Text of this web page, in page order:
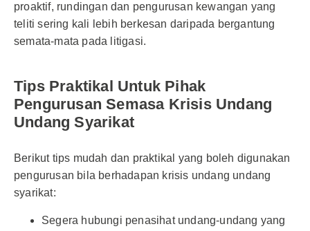
proaktif, rundingan dan pengurusan kewangan yang
teliti sering kali lebih berkesan daripada bergantung
semata-mata pada litigasi.
Tips Praktikal Untuk Pihak
Pengurusan Semasa Krisis Undang
Undang Syarikat
Berikut tips mudah dan praktikal yang boleh digunakan
pengurusan bila berhadapan krisis undang undang
syarikat:
Segera hubungi penasihat undang-undang yang